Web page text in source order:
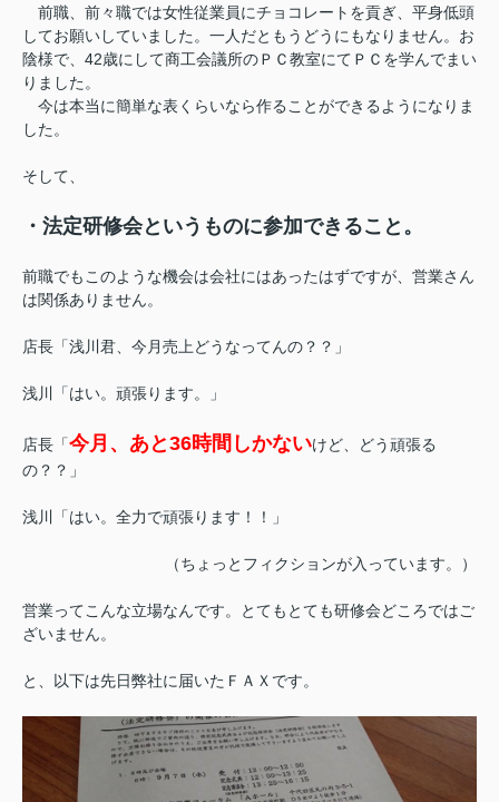
前職、前々職では女性従業員にチョコレートを貢ぎ、平身低頭
してお願いしていました。一人だともうどうにもなりません。お
陰様で、42歳にして商工会議所のＰＣ教室にてＰＣを学んでまい
りました。
今は本当に簡単な表くらいなら作ることができるようになりま
した。
そして、
・法定研修会というものに参加できること。
前職でもこのような機会は会社にはあったはずですが、営業さん
は関係ありません。
店長「浅川君、今月売上どうなってんの？？」
浅川「はい。頑張ります。」
店長「今月、あと36時間しかないけど、どう頑張る
の？？」
浅川「はい。全力で頑張ります！！」
（ちょっとフィクションが入っています。）
営業ってこんな立場なんです。とてもとても研修会どころではご
ざいません。
と、以下は先日弊社に届いたＦＡＸです。